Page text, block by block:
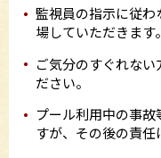
監視員の指示に従
場していただきます。
ご気分のすぐれな
ださい。
プール利用中の事
すが、その後の責任